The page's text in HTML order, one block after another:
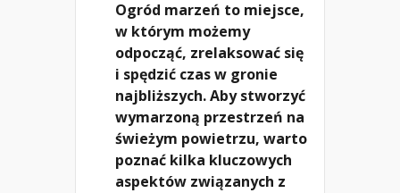
Ogród marzeń to miejsce,
w którym możemy
odpocząć, zrelaksować się
i spędzić czas w gronie
najbliższych. Aby stworzyć
wymarzoną przestrzeń na
świeżym powietrzu, warto
poznać kilka kluczowych
aspektów związanych z